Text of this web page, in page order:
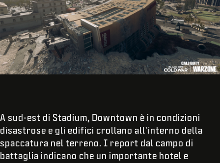
A sud-est di Stadium, Downtown è in condizioni
disastrose e gli edifici crollano all'interno della
spaccatura nel terreno. I report dal campo di
battaglia indicano che un importante hotel e